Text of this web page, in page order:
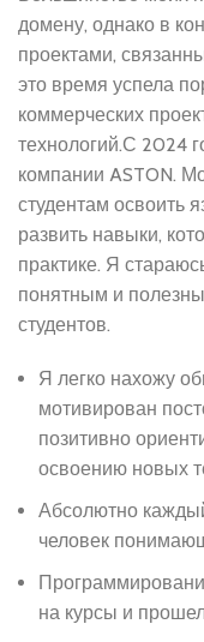
домену, однако в
проектами,
это время успела
коммерческих
технологий.С 2024
компании ASTON.
студентам освоить
развить навыки,
практике. Я
понятным и
студентов.
Я легко нахожу
мотивирован
позитивно
освоению новых
Абсолютно
человек
на курсы и